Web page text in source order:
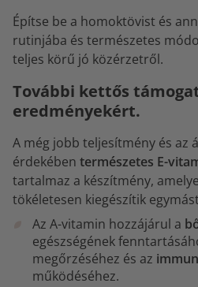
Építse be a homoktövist és
rutinjába és természetes
teljes körű jó közérzetről.
További kettős
eredményekért.
A még jobb teljesítmény és az
érdekében természetes E-
tartalmaz a készítmény,
tökéletesen kiegészítik
Az A-vitamin hozzájárul a
egészségének
megőrzéséhez és az
működéséhez.